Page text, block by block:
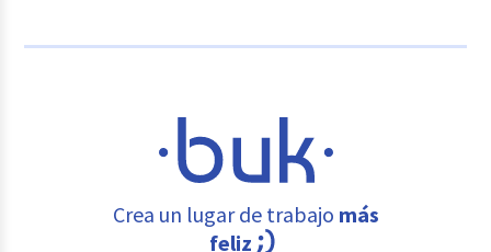
Crea un lugar de trabajo más
feliz